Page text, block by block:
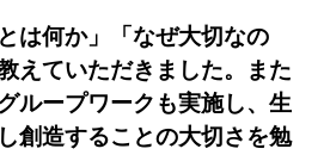
は何か」「なぜ大切なの
えていただきました。また
ループワークも実施し、生
創造することの大切さを勉